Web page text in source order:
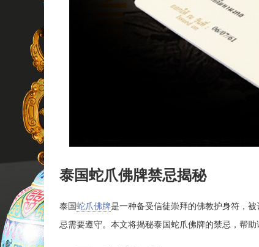
泰国蛇爪佛牌禁忌揭秘
泰国 蛇爪佛牌是一种备受信徒崇拜的佛教护身符，
忌需要遵守。本文将揭秘泰国蛇爪佛牌的禁忌，帮助